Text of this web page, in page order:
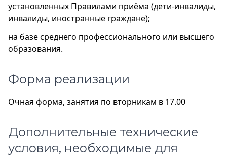
установленных Правилами приёма (дети-инвалиды,
инвалиды, иностранные граждане);
на базе среднего профессионального или высшего
образования.
Форма реализации
Очная форма, занятия по вторникам в 17.00
Дополнительные технические
условия, необходимые для